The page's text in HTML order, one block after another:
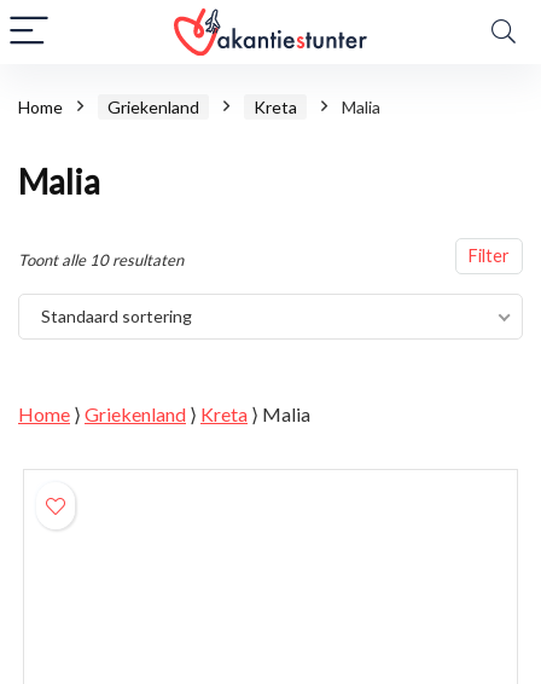
Home Griekenland Kreta Malia
Malia
Filter
Toont alle 10 resultaten
Standaard sortering
Home ⟩ Griekenland ⟩ Kreta ⟩ Malia